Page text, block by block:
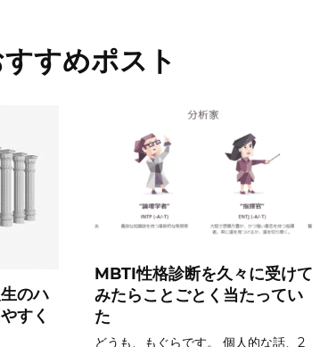
すめポスト
のハ
すく
MBTI性格診断を久々に受けて
みたらことごとく当たってい
た
どうも、もぐらです。 個人的な話、2